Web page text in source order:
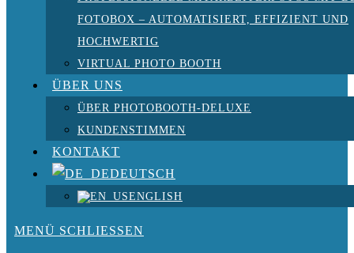
FOTOBOX – AUTOMATISIERT, EFFIZIENT UND
HOCHWERTIG
VIRTUAL PHOTO BOOTH
ÜBER UNS
ÜBER PHOTOBOOTH-DELUXE
KUNDENSTIMMEN
KONTAKT
DEUTSCH
ENGLISH
MENÜ SCHLIESSEN